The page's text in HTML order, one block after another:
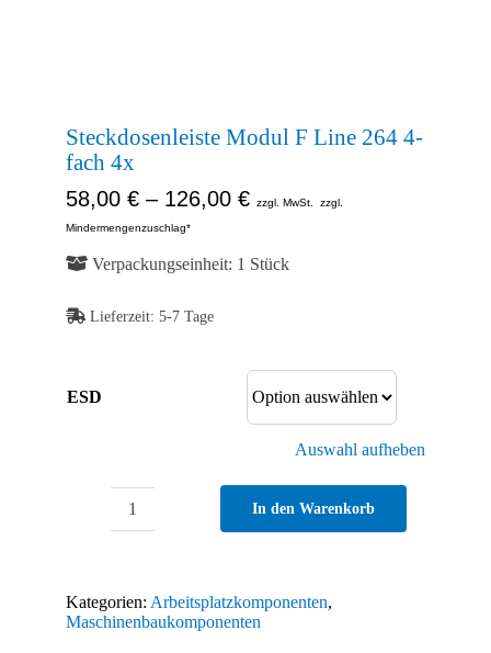
Steckdosenleiste Modul F Line 264 4-
fach 4x
58,00 € – 126,00 € zzgl. MwSt. zzgl.
Mindermengenzuschlag*
Verpackungseinheit: 1 Stück
Lieferzeit: 5-7 Tage
ESD
Auswahl aufheben
Line
In den Warenkorb
Kategorien: Arbeitsplatzkomponenten,
Maschinenbaukomponenten